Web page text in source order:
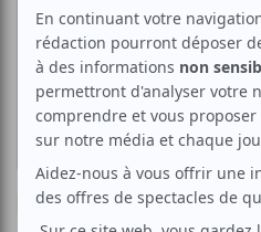
Cirque Acrobaties aériennes